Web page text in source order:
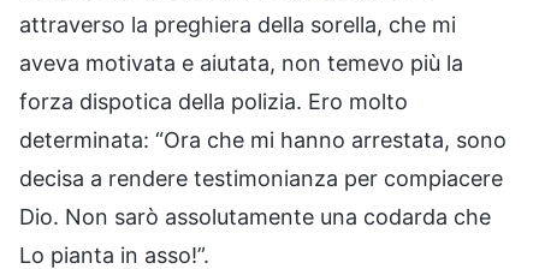
attraverso la preghiera della sorella, che mi
aveva motivata e aiutata, non temevo più la
forza dispotica della polizia. Ero molto
determinata: “Ora che mi hanno arrestata, sono
decisa a rendere testimonianza per compiacere
Dio. Non sarò assolutamente una codarda che
Lo pianta in asso!”.